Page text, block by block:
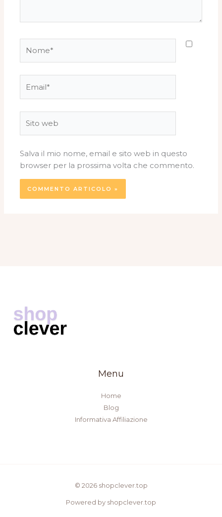
web
Salva il mio nome, email e sito web in questo
browser per la prossima volta che commento.
Menu
Home
Blog
Informativa Affiliazione
© 2026 shopclever.top
Powered by shopclever.top